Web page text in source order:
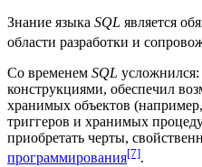
Знание языка SQL является
области разработки и
Со временем SQL
конструкциями, обеспечил
хранимых объектов
триггеров и хранимых
приобретать черты,
программирования[7].